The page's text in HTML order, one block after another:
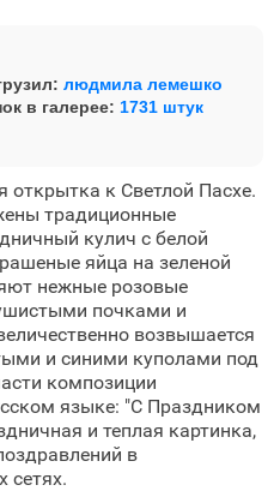
людмила лемешко
в галерее: 1731 штук
открытка к Светлой Пасхе.
традиционные
кулич с белой
яйца на зеленой
нежные розовые
почками и
возвышается
и синими куполами под
композиции
языке: "С Праздником
и теплая картинка,
в
сетях.